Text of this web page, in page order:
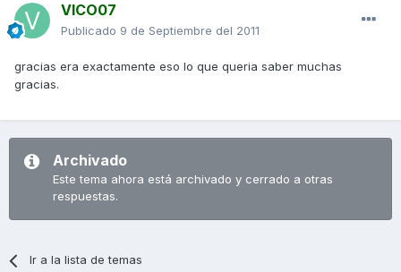
VICO07
Publicado 9 de Septiembre del 2011
gracias era exactamente eso lo que queria saber muchas
gracias.
Archivado
Este tema ahora está archivado y cerrado a otras
respuestas.
Ir a la lista de temas